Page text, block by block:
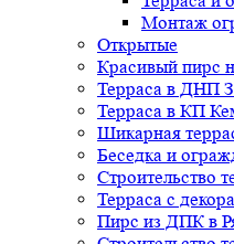
Монтаж
Открытые
Красивый пирс
Терраса в ДНП
Терраса в КП
Шикарная
Беседка и
Строительство
Терраса с
Пирс из ДПК в